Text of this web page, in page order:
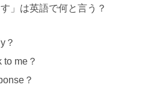
」は英語で何と言う？
？
me？
？